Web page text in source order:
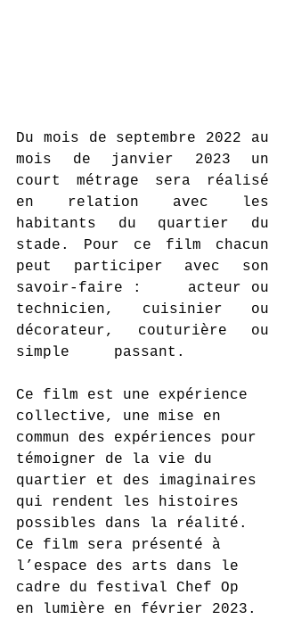
Du mois de septembre 2022 au
mois de janvier 2023 un
court métrage sera réalisé
en relation avec les
habitants du quartier du
stade. Pour ce film chacun
peut participer avec son
savoir-faire :     acteur ou
technicien, cuisinier ou
décorateur, couturière ou
simple     passant.
Ce film est une expérience
collective, une mise en
commun des expériences pour
témoigner de la vie du
quartier et des imaginaires
qui rendent les histoires
possibles dans la réalité.
Ce film sera présenté à
l’espace des arts dans le
cadre du festival Chef Op
en lumière en février 2023.